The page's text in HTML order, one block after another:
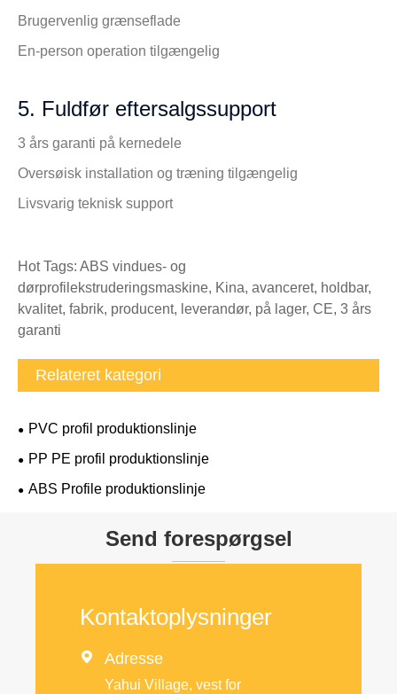
Brugervenlig grænseflade
En-person operation tilgængelig
5. Fuldfør eftersalgssupport
3 års garanti på kernedele
Oversøisk installation og træning tilgængelig
Livsvarig teknisk support
Hot Tags: ABS vindues- og
dørprofilekstruderingsmaskine, Kina, avanceret, holdbar,
kvalitet, fabrik, producent, leverandør, på lager, CE, 3 års
garanti
Relateret kategori
PVC profil produktionslinje
PP PE profil produktionslinje
ABS Profile produktionslinje
Send forespørgsel
Kontaktoplysninger
 Adresse
Yahui Village, vest for